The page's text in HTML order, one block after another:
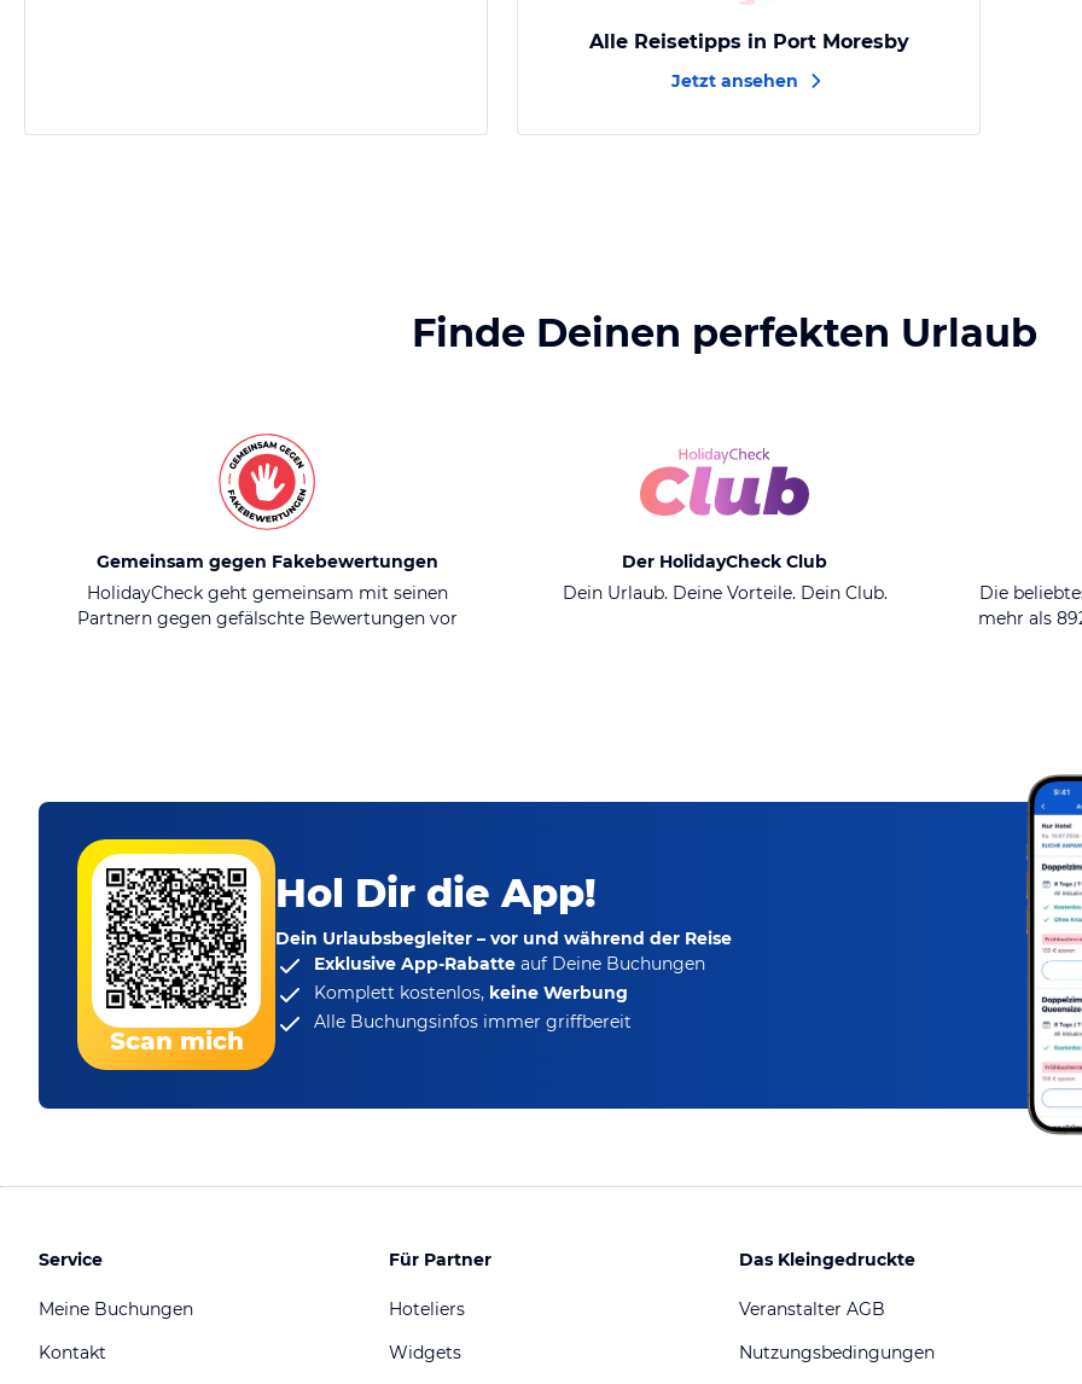
Alle Reisetipps in Port Moresby
Jetzt ansehen
Finde Deinen perfekten Urlaub
Gemeinsam gegen Fakebewertungen
HolidayCheck geht gemeinsam mit seinen
Partnern gegen gefälschte Bewertungen vor
Der HolidayCheck Club
Dein Urlaub. Deine Vorteile. Dein Club.
Die
mehr als
Scan mich
Hol Dir die App!
Dein Urlaubsbegleiter – vor und während der Reise
Exklusive App-Rabatte auf Deine Buchungen
Komplett kostenlos, keine Werbung
Alle Buchungsinfos immer griffbereit
Service
Meine Buchungen
Kontakt
Für Partner
Hoteliers
Widgets
Das Kleingedruckte
Veranstalter AGB
Nutzungsbedingungen